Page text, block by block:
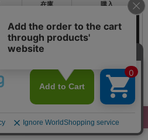
在庫 購入
○